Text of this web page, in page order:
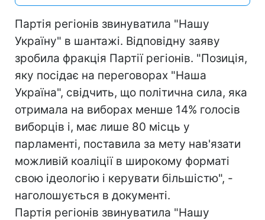
Партія регіонів звинуватила "Нашу
Україну" в шантажі. Відповідну заяву
зробила фракція Партії регіонів. "Позиція,
яку посідає на переговорах "Наша
Україна", свідчить, що політична сила, яка
отримала на виборах менше 14% голосів
виборців і, має лише 80 місць у
парламенті, поставила за мету нав'язати
можливій коаліції в широкому форматі
свою ідеологію і керувати більшістю", -
наголошується в документі.
Партія регіонів звинуватила "Нашу